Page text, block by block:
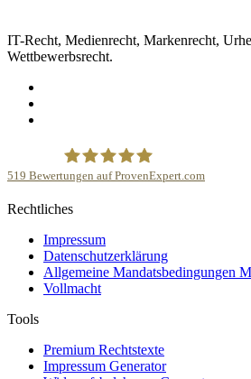
IT-Recht, Medienrecht, Markenrecht,
Wettbewerbsrecht.
Kanzlei Plutte
519 Bewertungen auf ProvenExpert.com
Rechtliches
Impressum
Datenschutzerklärung
Allgemeine Mandatsbedingungen
Vollmacht
Tools
Premium Rechtstexte
Impressum Generator